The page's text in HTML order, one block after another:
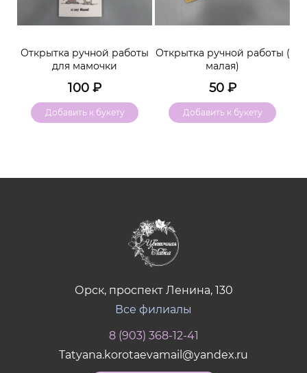
Открытка ручной работы
для мамочки
100 ₽
Добавить к букету
Открытка ручной работы (
малая)
50₽
Добавить к букету
Орск, проспект Ленина, 130
Все филиалы
8 (903) 368-12-41
Tatyana.korotaevamail@yandex.ru